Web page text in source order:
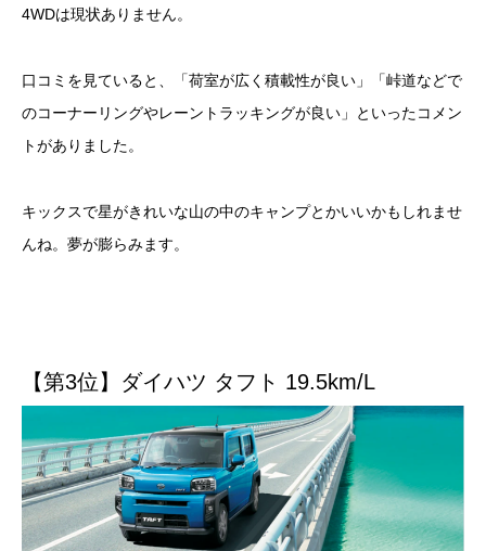
4WDは現状ありません。
口コミを見ていると、「荷室が広く積載性が良い」「峠道などで
のコーナーリングやレーントラッキングが良い」といったコメン
トがありました。
キックスで星がきれいな山の中のキャンプとかいいかもしれませ
んね。夢が膨らみます。
【第3位】ダイハツ タフト 19.5km/L